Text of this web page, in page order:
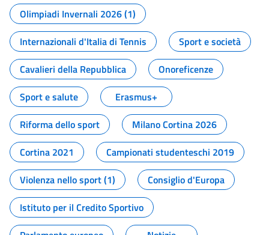
Olimpiadi Invernali 2026 (1)
Internazionali d'Italia di Tennis
Sport e società
Cavalieri della Repubblica
Onoreficenze
Sport e salute
Erasmus+
Riforma dello sport
Milano Cortina 2026
Cortina 2021
Campionati studenteschi 2019
Violenza nello sport (1)
Consiglio d'Europa
Istituto per il Credito Sportivo